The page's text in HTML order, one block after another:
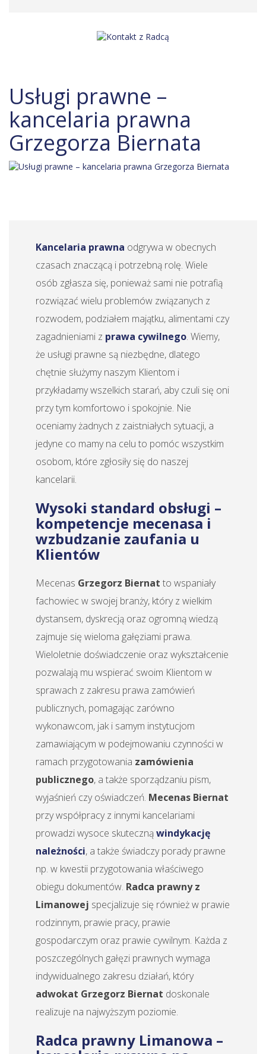
Usługi prawne –
kancelaria prawna
Grzegorza Biernata
Kancelaria prawna odgrywa w obecnych
czasach znaczącą i potrzebną rolę. Wiele
osób zgłasza się, ponieważ sami nie potrafią
rozwiązać wielu problemów związanych z
rozwodem, podziałem majątku, alimentami czy
zagadnieniami z prawa cywilnego. Wiemy,
że usługi prawne są niezbędne, dlatego
chętnie służymy naszym Klientom i
przykładamy wszelkich starań, aby czuli się oni
przy tym komfortowo i spokojnie. Nie
oceniamy żadnych z zaistniałych sytuacji, a
jedyne co mamy na celu to pomóc wszystkim
osobom, które zgłosiły się do naszej
kancelarii.
Wysoki standard obsługi –
kompetencje mecenasa i
wzbudzanie zaufania u
Klientów
Mecenas Grzegorz Biernat to wspaniały
fachowiec w swojej branży, który z wielkim
dystansem, dyskrecją oraz ogromną wiedzą
zajmuje się wieloma gałęziami prawa.
Wieloletnie doświadczenie oraz wykształcenie
pozwalają mu wspierać swoim Klientom w
sprawach z zakresu prawa zamówień
publicznych, pomagając zarówno
wykonawcom, jak i samym instytucjom
zamawiającym w podejmowaniu czynności w
ramach przygotowania zamówienia
publicznego, a także sporządzaniu pism,
wyjaśnień czy oświadczeń. Mecenas Biernat
przy współpracy z innymi kancelariami
prowadzi wysoce skutecznąwindykację
należności, a także świadczy porady prawne
np. w kwestii przygotowania właściwego
obiegu dokumentów. Radca prawny z
Limanowej specjalizuje się również w prawie
rodzinnym, prawie pracy, prawie
gospodarczym oraz prawie cywilnym. Każda z
poszczególnych gałęzi prawnych wymaga
indywidualnego zakresu działań, który
adwokat Grzegorz Biernat doskonale
realizuje na najwyższym poziomie.
Radca prawny Limanowa –